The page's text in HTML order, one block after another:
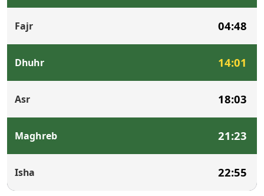
Fajr 04:48
Dhuhr 14:01
Asr 18:03
Maghreb 21:23
Isha 22:55